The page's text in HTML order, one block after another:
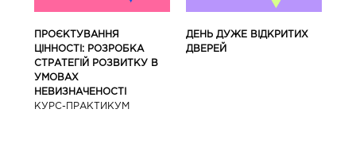
ПРОЄКТУВАННЯ
ЦІННОСТІ: РОЗРОБКА
СТРАТЕГІЙ РОЗВИТКУ В
УМОВАХ
НЕВИЗНАЧЕНОСТІ
КУРС-ПРАКТИКУМ
ДЕНЬ ДУЖЕ ВІДКРИТИХ
ДВЕРЕЙ